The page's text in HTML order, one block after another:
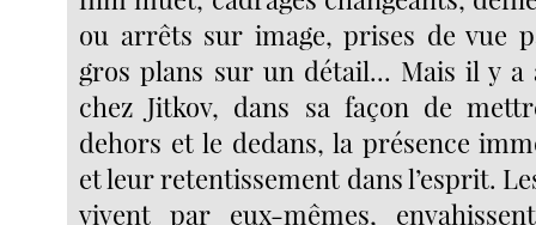
ou arrêts sur image, prises de vue
gros plans sur un détail... Mais il y a
chez Jitkov, dans sa façon de
dehors et le dedans, la présence
et leur retentissement dans l’esprit.
vivent par eux-mêmes,